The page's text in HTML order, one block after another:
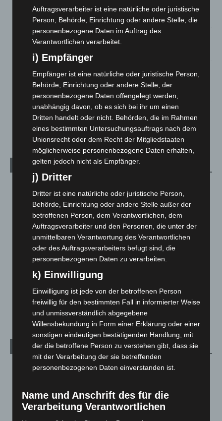
Zeugen
5. August 2026
Celle: Mensch stirbt bei Bagger-Unfall auf Baustelle
Gasleitung bei McDonald’s-Umbau in Langenhagen
beschädigt
Anklage nach Abschaltung von „Archetyp Market“ erhoben
3. August 2026
Kategorien
Corona-News
Hannover und Region
Langenhagen und Ortsteile
3.250
Leserbriefe
Menschen
Über uns
Veranstaltungen
1.270
Archiv
August 2026(12)
Juni 2026(139)
Mai 2026 (99)
Auftragsverarbeiter ist eine natürliche oder juristische
Person, Behörde, Einrichtung oder andere Stelle, die
personenbezogene Daten im Auftrag des
Verantwortlichen verarbeitet.
i) Empfänger
Empfänger ist eine natürliche oder juristische Person,
Behörde, Einrichtung oder andere Stelle, der
personenbezogene Daten offengelegt werden,
unabhängig davon, ob es sich bei ihr um einen
Dritten handelt oder nicht. Behörden, die im Rahmen
eines bestimmten Untersuchungsauftrags nach dem
Unionsrecht oder dem Recht der Mitgliedstaaten
möglicherweise personenbezogene Daten erhalten,
gelten jedoch nicht als Empfänger.
j) Dritter
Dritter ist eine natürliche oder juristische Person,
Behörde, Einrichtung oder andere Stelle außer der
betroffenen Person, dem Verantwortlichen, dem
Auftragsverarbeiter und den Personen, die unter der
unmittelbaren Verantwortung des Verantwortlichen
oder des Auftragsverarbeiters befugt sind, die
personenbezogenen Daten zu verarbeiten.
k) Einwilligung
Einwilligung ist jede von der betroffenen Person
freiwillig für den bestimmten Fall in informierter Weise
und unmissverständlich abgegebene
Willensbekundung in Form einer Erklärung oder einer
sonstigen eindeutigen bestätigenden Handlung, mit
der die betroffene Person zu verstehen gibt, dass sie
mit der Verarbeitung der sie betreffenden
personenbezogenen Daten einverstanden ist.
Name und Anschrift des für die
Verarbeitung Verantwortlichen